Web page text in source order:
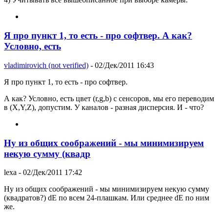
Я про пункт 1, то есть - про софтвер. А как?
Условно, есть
vladimirovich (not verified) - 02/Дек/2011 16:43
Я про пункт 1, то есть - про софтвер.
А как? Условно, есть цвет (r,g,b) с сенсоров, мы его переводим
в (X,Y,Z), допустим. У каналов - разная дисперсия. И - что?
Ну из общих соображений - мы минимизируем
некую сумму (квадр
lexa - 02/Дек/2011 17:42
Ну из общих соображений - мы минимизируем некую сумму
(квадратов?) dE по всем 24-плашкам. Или среднее dE по ним
же.